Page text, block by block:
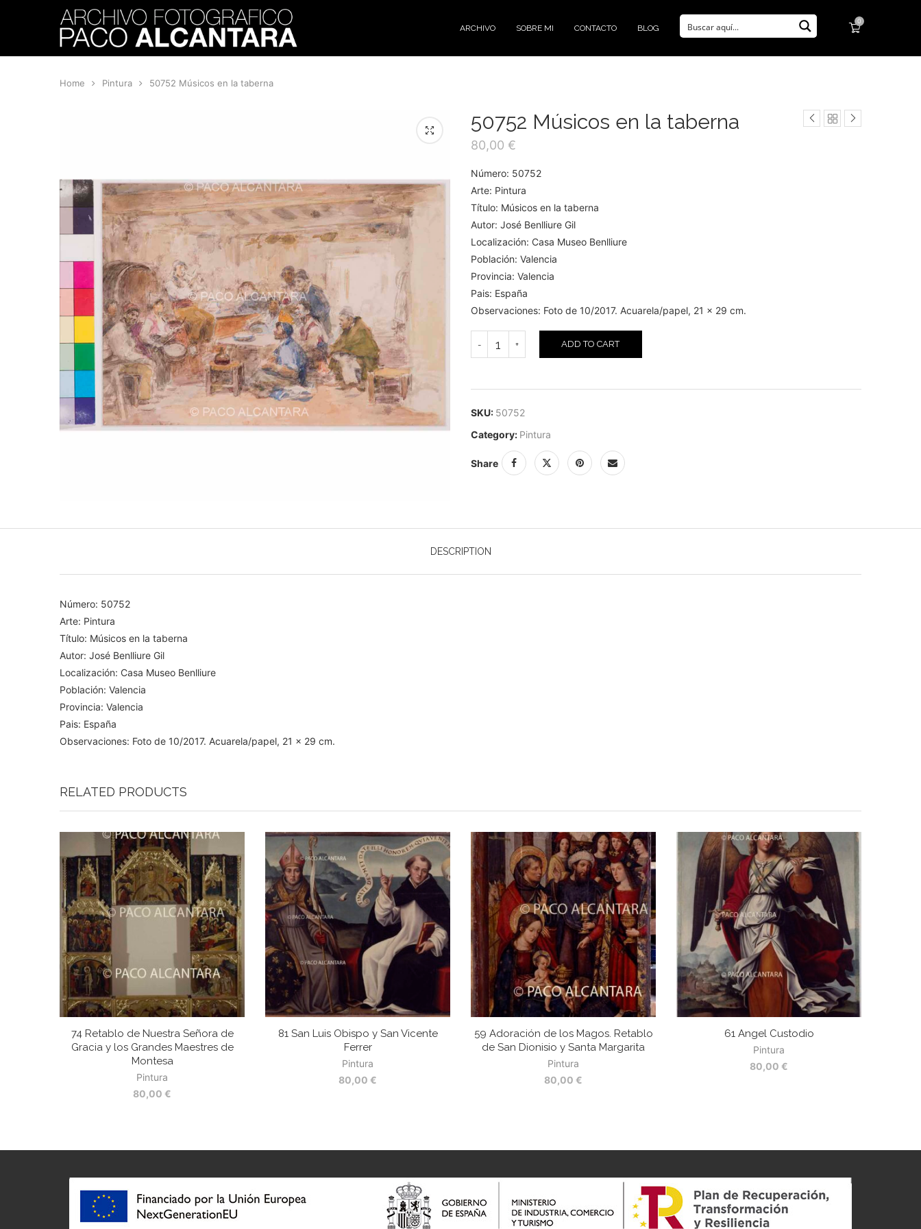
ARCHIVO SOBRE MI CONTACTO BLOG
0
Home Pintura 50752 Músicos en la taberna
50752 Músicos en la taberna
80,00 €
Número: 50752
Arte: Pintura
Título: Músicos en la taberna
Autor: José Benlliure Gil
Localización: Casa Museo Benlliure
Población: Valencia
Provincia: Valencia
Pais: España
Observaciones: Foto de 10/2017. Acuarela/papel, 21 x 29 cm.
ADD TO CART
SKU: 50752
Category: Pintura
Share
DESCRIPTION
Número: 50752
Arte: Pintura
Título: Músicos en la taberna
Autor: José Benlliure Gil
Localización: Casa Museo Benlliure
Población: Valencia
Provincia: Valencia
Pais: España
Observaciones: Foto de 10/2017. Acuarela/papel, 21 x 29 cm.
RELATED PRODUCTS
74 Retablo de Nuestra Señora de
Gracia y los Grandes Maestres de
Montesa
Pintura
80,00 €
81 San Luis Obispo y San Vicente
Ferrer
Pintura
80,00 €
59 Adoración de los Magos. Retablo
de San Dionisio y Santa Margarita
Pintura
80,00 €
61 Angel Custodio
Pintura
80,00 €